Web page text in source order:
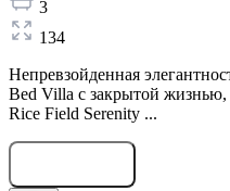
3
134
Непревзойденная
Bed Villa с закрытой жизнью,
Rice Field Serenity ...